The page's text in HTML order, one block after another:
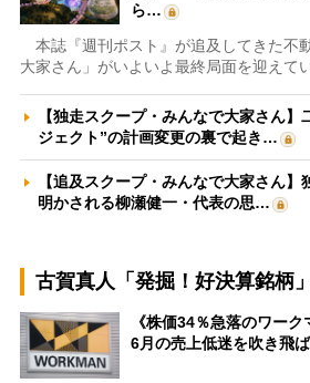
ら…
本誌『週刊ポスト』が追及してきた不
大家さん」がいよいよ最終局面を迎えて
【独走スクープ・みんなで大家さん】
ジェクト”の計画変更の裏で起き…
【追及スクープ・みんなで大家さん
明かされる柳瀬健一・代表の思…
古賀真人「発掘！好決算銘柄」
《株価34％急落のワー
6月の売上低迷を吹き飛